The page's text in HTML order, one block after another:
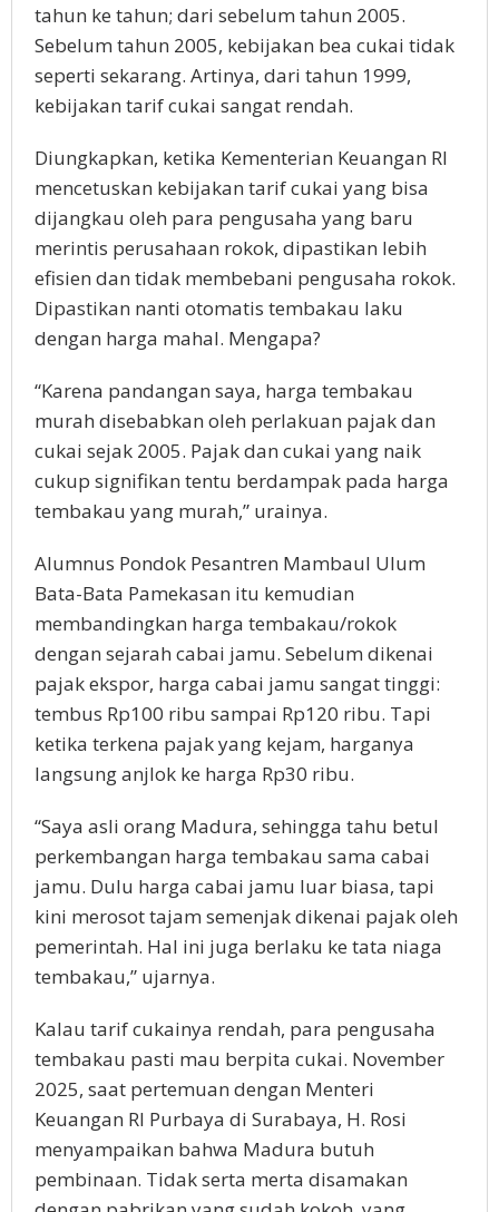
tahun ke tahun; dari sebelum tahun 2005.
Sebelum tahun 2005, kebijakan bea cukai tidak
seperti sekarang. Artinya, dari tahun 1999,
kebijakan tarif cukai sangat rendah.
Diungkapkan, ketika Kementerian Keuangan RI
mencetuskan kebijakan tarif cukai yang bisa
dijangkau oleh para pengusaha yang baru
merintis perusahaan rokok, dipastikan lebih
efisien dan tidak membebani pengusaha rokok.
Dipastikan nanti otomatis tembakau laku
dengan harga mahal. Mengapa?
“Karena pandangan saya, harga tembakau
murah disebabkan oleh perlakuan pajak dan
cukai sejak 2005. Pajak dan cukai yang naik
cukup signifikan tentu berdampak pada harga
tembakau yang murah,” urainya.
Alumnus Pondok Pesantren Mambaul Ulum
Bata-Bata Pamekasan itu kemudian
membandingkan harga tembakau/rokok
dengan sejarah cabai jamu. Sebelum dikenai
pajak ekspor, harga cabai jamu sangat tinggi:
tembus Rp100 ribu sampai Rp120 ribu. Tapi
ketika terkena pajak yang kejam, harganya
langsung anjlok ke harga Rp30 ribu.
“Saya asli orang Madura, sehingga tahu betul
perkembangan harga tembakau sama cabai
jamu. Dulu harga cabai jamu luar biasa, tapi
kini merosot tajam semenjak dikenai pajak oleh
pemerintah. Hal ini juga berlaku ke tata niaga
tembakau,” ujarnya.
Kalau tarif cukainya rendah, para pengusaha
tembakau pasti mau berpita cukai. November
2025, saat pertemuan dengan Menteri
Keuangan RI Purbaya di Surabaya, H. Rosi
menyampaikan bahwa Madura butuh
pembinaan. Tidak serta merta disamakan